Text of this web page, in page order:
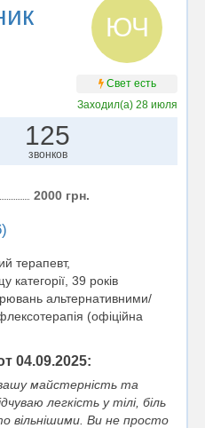
ЮЧ
Свет есть
Заходил(а) 28 июля
125
звонков
2000 грн.
терапевт,
39 років
альтернативними/
(офіційна
04.09.2025:
майстерність та
легкість у тілі, біль
вільнішими. Ви не просто